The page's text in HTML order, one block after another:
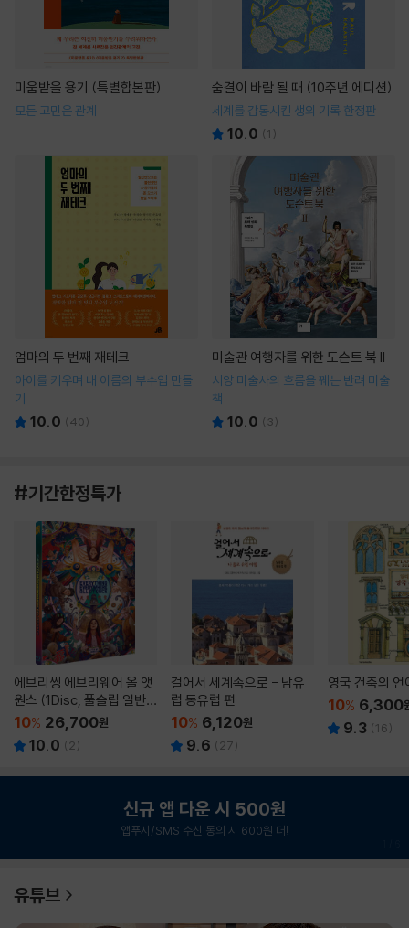
미움받을 용기 (특별합본판)
모든 고민은 관계
숨결이 바람 될 때 (10주년 에디션)
세계를 감동시킨 생의 기록 한정판
10.0 (1 )
엄마의 두 번째 재테크
아이를 키우며 내 이름의 부수입 만들
기
10.0 (40)
미술관 여행자를 위한 도슨트 북 II
서양 미술사의 흐름을 꿰는 반려 미술
책
10.0 ( 3)
#기간한정특가
에브리씽 에브리웨어 올 앳
원스 (1Disc, 풀슬립 일반
판) : 블루레이
10% 26,700원
10.0 ( 2)
걸어서 세계속으로 - 남유
럽 동유럽 편
10% 6,120원
9.6 ( 27)
영국 건축의 언
10% 6,300
9.3 (16)
신규 앱 다운 시 500원
앱푸시/SMS 수신 동의 시 600원 더!
유튜브